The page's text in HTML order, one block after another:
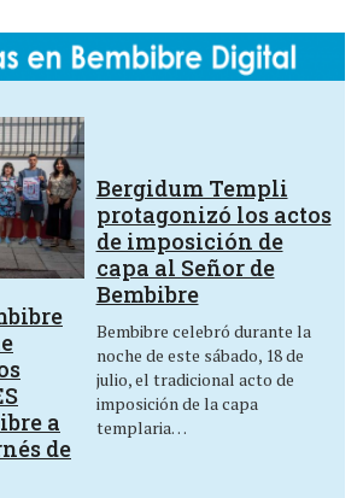
a
de
Bergidum Templi
protagonizó los actos
de imposición de
capa al Señor de
Bembibre
Bembibre celebró durante la
noche de este sábado, 18 de
julio, el tradicional acto de
imposición de la capa
templaria…